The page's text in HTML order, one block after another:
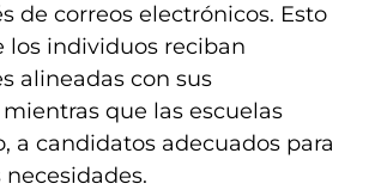
de correos electrónicos. Esto
los individuos reciban
alineadas con sus
que las escuelas
a candidatos adecuados para